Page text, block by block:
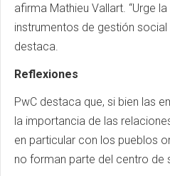
afirma Mathieu Vallart. “Urge
instrumentos de gestión social
destaca.
Reflexiones
PwC destaca que, si bien las
la importancia de las
en particular con los pueblos
no forman parte del centro de